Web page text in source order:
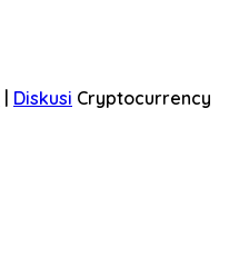
| Diskusi Cryptocurrency